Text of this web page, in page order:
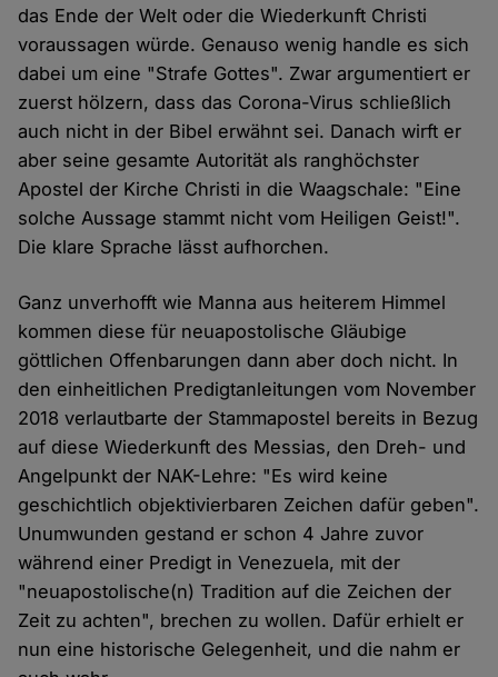
das Ende der Welt oder die Wiederkunft Christi
voraussagen würde. Genauso wenig handle es sich
dabei um eine "Strafe Gottes". Zwar argumentiert er
zuerst hölzern, dass das Corona-Virus schließlich
auch nicht in der Bibel erwähnt sei. Danach wirft er
aber seine gesamte Autorität als ranghöchster
Apostel der Kirche Christi in die Waagschale: "Eine
solche Aussage stammt nicht vom Heiligen Geist!".
Die klare Sprache lässt aufhorchen.
Ganz unverhofft wie Manna aus heiterem Himmel
kommen diese für neuapostolische Gläubige
göttlichen Offenbarungen dann aber doch nicht. In
den einheitlichen Predigtanleitungen vom November
2018 verlautbarte der Stammapostel bereits in Bezug
auf diese Wiederkunft des Messias, den Dreh- und
Angelpunkt der NAK-Lehre: "Es wird keine
geschichtlich objektivierbaren Zeichen dafür geben".
Unumwunden gestand er schon 4 Jahre zuvor
während einer Predigt in Venezuela, mit der
"neuapostolische(n) Tradition auf die Zeichen der
Zeit zu achten", brechen zu wollen. Dafür erhielt er
nun eine historische Gelegenheit, und die nahm er